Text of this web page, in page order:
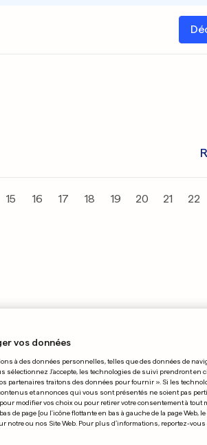
15 16 17 18 19 20 21 22
vos données
à des données personnelles, telles que des données de
J'accepte, les technologies de suivi prendront en
partenaires traitons des données pour fournir ». Si les
et annonces qui vous sont présentés ne soient pas
modifier vos choix ou pour retirer votre consentement à tout
de page [ou l'icône flottante en bas à gauche de la page Web, le
notre ou nos Site Web. Pour plus d’informations, reportez-